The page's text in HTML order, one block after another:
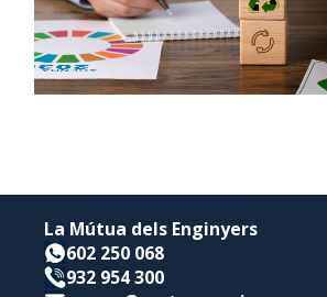
La Mútua dels Enginyers
602 250 068
932 954 300